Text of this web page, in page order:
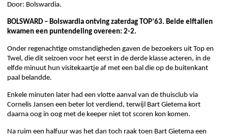
Door: Bolswardia.
BOLSWARD – Bolswardia ontving zaterdag TOP’63. Beide elftallen
kwamen een puntendeling overeen: 2-2.
Onder regenachtige omstandigheden gaven de bezoekers uit Top en
Twel, die dit seizoen voor het eerst in de derde klasse acteren, in de
elfde minuut hun visitekaartje af met een bal die op de buitenkant
paal belandde.
Enkele minuten later had een vlotte aanval van de thuisclub via
Cornelis Jansen een beter lot verdiend, terwijl Bart Gietema kort
daarna oog in oog met de keeper niet tot scoren kon komen.
Na ruim een halfuur was het dan toch raak toen Bart Gietema een